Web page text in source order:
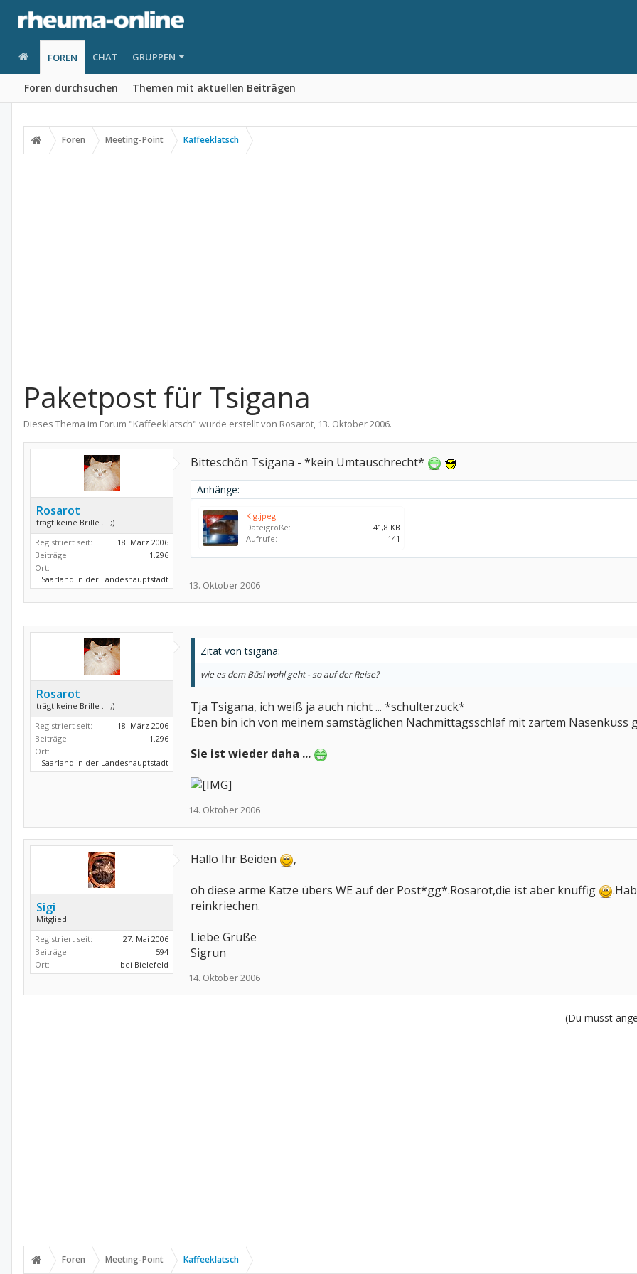
FOREN
Foren durchsuchen Themen mit aktuellen Beiträgen
CHAT GRUPPEN
Foren Meeting-Point Kaffeeklatsch
Paketpost für Tsigana
Dieses Thema im Forum "Kaffeeklatsch" wurde erstellt von Rosarot, 13. Oktober 2006.
Rosarot
trägt keine Brille ... ;)
Registriert seit:
18. März 2006
Beiträge:
1.296
Ort:
Saarland in der Landeshauptstadt
Bitteschön Tsigana - *kein Umtauschrecht*
Anhänge:
Kig.jpeg
Dateigröße:
41,8 KB
Aufrufe:
141
13. Oktober 2006
Rosarot
trägt keine Brille ... ;)
Registriert seit:
18. März 2006
Beiträge:
1.296
Ort:
Saarland in der Landeshauptstadt
Zitat von tsigana:
wie es dem Büsi wohl geht - so auf der Reise?
Tja Tsigana, ich weiß ja auch nicht ... *schulterzuck*
Eben bin ich von meinem samstäglichen Nachmittagsschlaf mit zartem Nasenkuss
Sie ist wieder daha ...
14. Oktober 2006
Sigi
Mitglied
Registriert seit:
27. Mai 2006
Beiträge:
594
Ort:
bei Bielefeld
Hallo Ihr Beiden
,
oh diese arme Katze übers WE auf der Post*gg*.Rosarot,die ist aber knuffig
reinkriechen.
Liebe Grüße
Sigrun
14. Oktober 2006
(Du musst
Foren Meeting-Point Kaffeeklatsch